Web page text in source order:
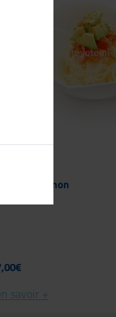
Tartare Saumon
savoir +